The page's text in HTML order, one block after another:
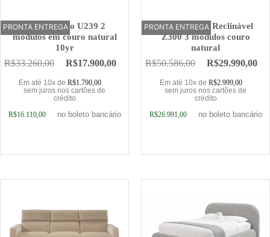
OFERTA
PRONTA ENTREGA
Sofá Elétrico U239 2
módulos em couro natural
10yr
R$33.260,00 R$17.900,00
Em até 10x de R$1.790,00
sem juros nos cartões de
crédito
R$16.110,00 no boleto bancário
OFERTA
PRONTA ENTREGA
Sofá Elétrico Reclinável
Z300 3 módulos couro
natural
R$50.586,00 R$29.990,00
Em até 10x de R$2.999,00
sem juros nos cartões de
crédito
R$26.991,00 no boleto bancário